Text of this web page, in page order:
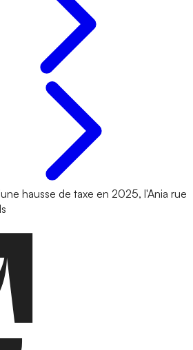
hausse de taxe en 2025, l'Ania rue